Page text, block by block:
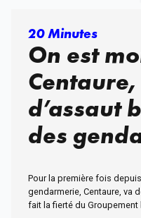
20 Minutes
On est
d’assaut
des
Pour la première fois
gendarmerie, Centaure, va
fait la fierté du